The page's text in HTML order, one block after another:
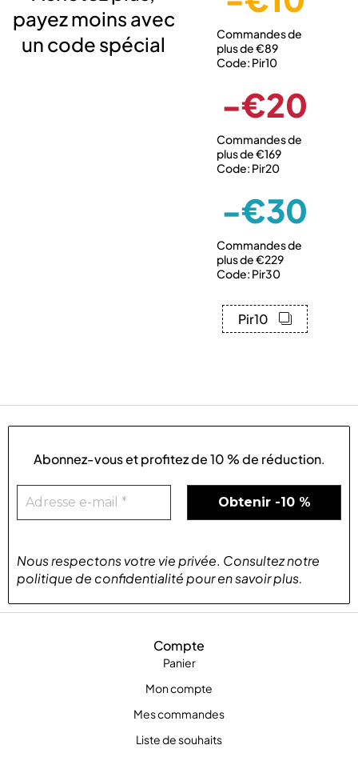
payez moins avec
un code spécial
Commandes de
plus de €89
Code: Pir10
-€20
Commandes de
plus de €169
Code: Pir20
-€30
Commandes de
plus de €229
Code: Pir30
Pir10
Compte
Panier
Mon compte
Mes commandes
Liste de souhaits
Abonnez-vous et profitez de10 % de réduction.
Nous respectons votre vie privée. Consultez notre
politique de confidentialitépouren savoir plus.